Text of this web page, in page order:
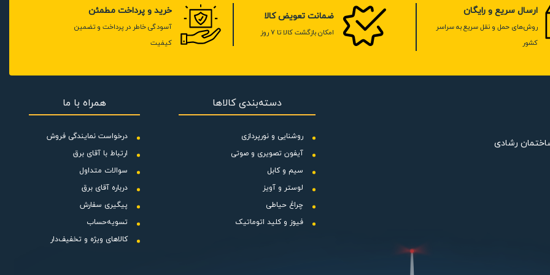
این مانیتور دارای ابعاد 7 اینچی تمام لمسی است که دارای کنتراست و رزولوشن بالا با وضوح 480*800 است که در نگاه اول به این نمایشگر محو زیبایی و
کیفیت ساخت آن خواهید شد. مدل نمایشگر این محصول TFT-LCD می باشد. از مزایای مانیتورهای TFT می توان به بدون تشعشع بودن، مصرف انرژی پایین،
ارسال سریع و رایگان
روش‌های حمل و نقل سریع به سراسر
کشور
ضمانت تعویض کالا
امکان بازگشت کالا تا 7 روز
خرید و پرداخت مطمئن
آسودگی خاطر در پرداخت و تضمین
کیفیت
رشادی
دسته‌بندی کالاها
روشنایی و نورپردازی
آیفون تصویری و صوتی
سیم و کابل
لوستر و آویز
چراغ حیاطی
فیوز و کلید اتوماتیک
همراه با ما
درخواست نمایندگی فروش
ارتباط با آقای برق
سوالات متداول
درباره آقای برق
پیگیری سفارش
تسویه‌حساب
کالاهای ویژه و تخفیف‌دار